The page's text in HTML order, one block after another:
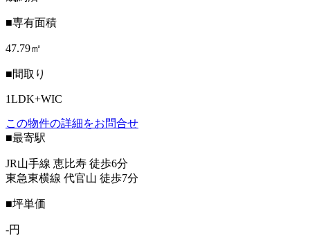
■専有面積
47.79㎡
■間取り
1LDK+WIC
この物件の詳細をお問合せ
■最寄駅
JR山手線 恵比寿 徒歩6分
東急東横線 代官山 徒歩7分
■坪単価
-円